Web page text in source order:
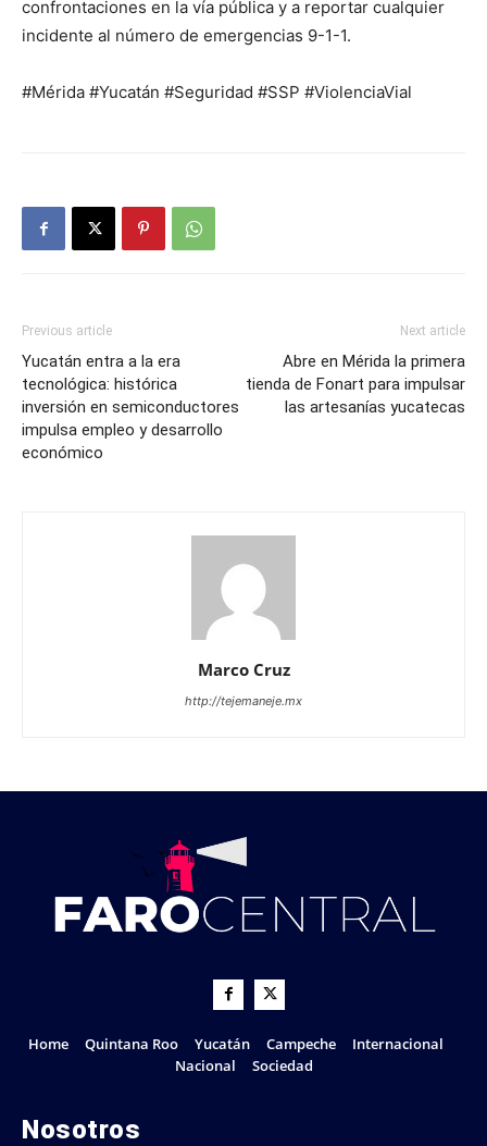
confrontaciones en la vía pública y a reportar cualquier
incidente al número de emergencias 9-1-1.
#Mérida #Yucatán #Seguridad #SSP #ViolenciaVial
Previous article
Yucatán entra a la era
tecnológica: histórica
inversión en semiconductores
impulsa empleo y desarrollo
económico
Next article
Abre en Mérida la primera
tienda de Fonart para impulsar
las artesanías yucatecas
Marco Cruz
http://tejemaneje.mx
Home Quintana Roo Yucatán Campeche
Internacional
Nacional
Sociedad
Nosotros